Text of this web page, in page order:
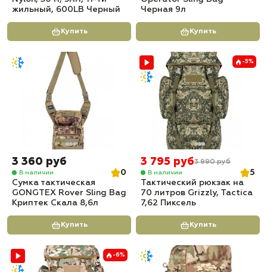
жильный, 600LB Черный
Купить
Черная 9л
Купить
3 360 руб
В наличии
0
Сумка тактическая
GONGTEX Rover Sling Bag
Криптек Скала 8,6л
Купить
-5%
3 795 руб3 990 руб
В наличии
5
Тактический рюкзак на
70 литров Grizzly, Tactica
7,62 Пиксель
Купить
-6%